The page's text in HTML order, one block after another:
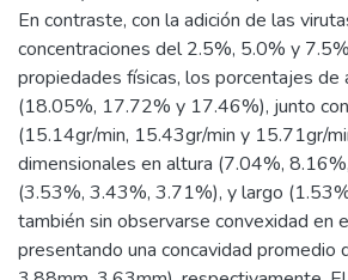
En contraste, con la adición de las
concentraciones del 2.5%, 5.0% y
propiedades físicas, los porcentajes de
(18.05%, 17.72% y 17.46%), junto
(15.14gr/min, 15.43gr/min y 15.71gr/
dimensionales en altura (7.04%,
(3.53%, 3.43%, 3.71%), y largo
también sin observarse convexidad en
presentando una concavidad promedio